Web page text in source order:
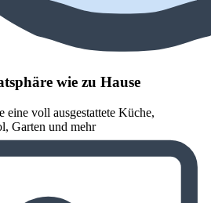
wie zu Hause
eine voll ausgestattete Küche,
Garten und mehr